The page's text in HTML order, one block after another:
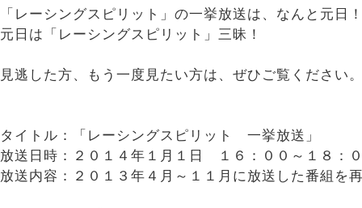
「レーシングスピリット」の一挙放送は、なんと元日
元日は「レーシングスピリット」三昧！
見逃した方、もう一度見たい方は、ぜひご覧ください
タイトル：「レーシングスピリット 一挙放送」
放送日時：２０１４年１月１日 １６：００～１８：
放送内容：２０１３年４月～１１月に放送した番組を